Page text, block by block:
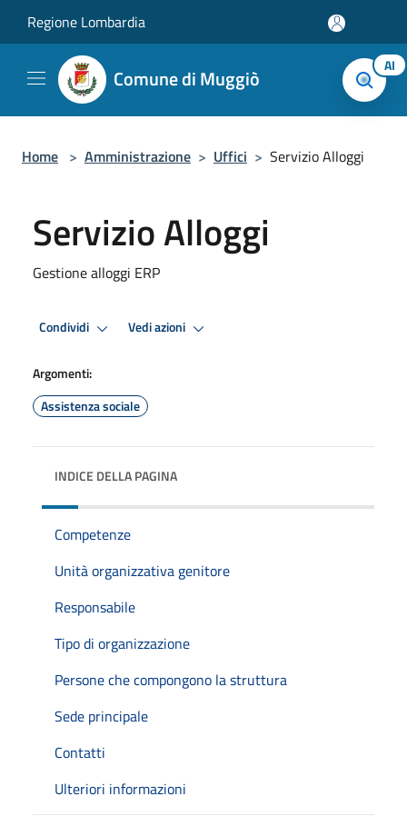
Regione Lombardia
Comune di Muggiò AI
Home > Amministrazione > Uffici > Servizio Alloggi
Servizio Alloggi
Gestione alloggi ERP
Condividi Vedi azioni
Argomenti:
Assistenza sociale
INDICE DELLA PAGINA
Competenze
Unità organizzativa genitore
Responsabile
Tipo di organizzazione
Persone che compongono la struttura
Sede principale
Contatti
Ulteriori informazioni